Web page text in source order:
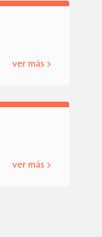
ver más >
ver más >